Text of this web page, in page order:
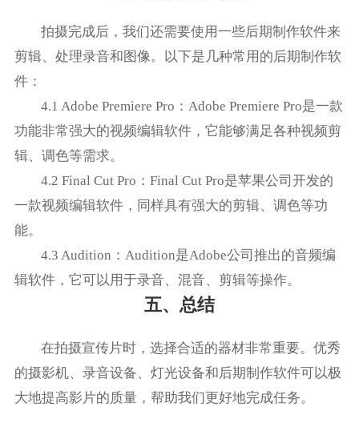
拍摄完成后，我们还需要使用一些后期制作软件来
剪辑、处理录音和图像。以下是几种常用的后期制作软
件：
4.1 Adobe Premiere Pro：Adobe Premiere Pro是一款
功能非常强大的视频编辑软件，它能够满足各种视频剪
辑、调色等需求。
4.2 Final Cut Pro：Final Cut Pro是苹果公司开发的
一款视频编辑软件，同样具有强大的剪辑、调色等功
能。
4.3 Audition：Audition是Adobe公司推出的音频编
辑软件，它可以用于录音、混音、剪辑等操作。
五、总结
在拍摄宣传片时，选择合适的器材非常重要。优秀
的摄影机、录音设备、灯光设备和后期制作软件可以极
大地提高影片的质量，帮助我们更好地完成任务。